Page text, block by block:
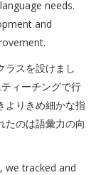
needs.
and
ラスを設けまし
ィーチングで行
よりきめ細かな指
たのは語彙力の向
we tracked and